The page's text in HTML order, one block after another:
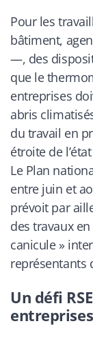
Pour les
bâtiment,
—, des
que le
entreprises
abris
du travail en
étroite de
Le Plan
entre juin et
prévoit par
des travaux
canicule »
représentants
Un défi
entreprises